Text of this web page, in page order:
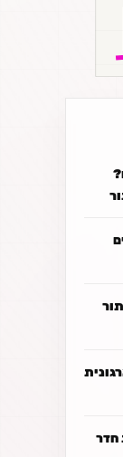
חדר